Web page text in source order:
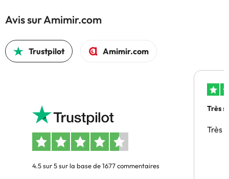
Avis sur Amimir.com
Trustpilot Amimir.com
4.5 sur 5 sur la base de 1677 commentaires
Très
Très